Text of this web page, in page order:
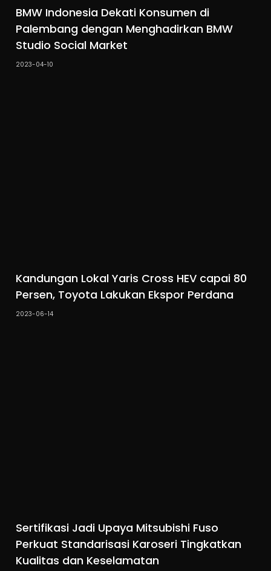
BMW Indonesia Dekati Konsumen di
Palembang dengan Menghadirkan BMW
Studio Social Market
2023-04-10
Kandungan Lokal Yaris Cross HEV capai 80
Persen, Toyota Lakukan Ekspor Perdana
2023-06-14
Sertifikasi Jadi Upaya Mitsubishi Fuso
Perkuat Standarisasi Karoseri Tingkatkan
Kualitas dan Keselamatan